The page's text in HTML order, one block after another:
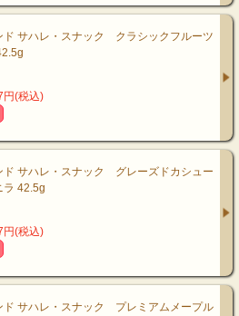
ド サハレ・スナック クラシックフルーツ
円(税込)
ド サハレ・スナック グレーズドカシュー
ラ 42.5g
円(税込)
ド サハレ・スナック プレミアムメープル